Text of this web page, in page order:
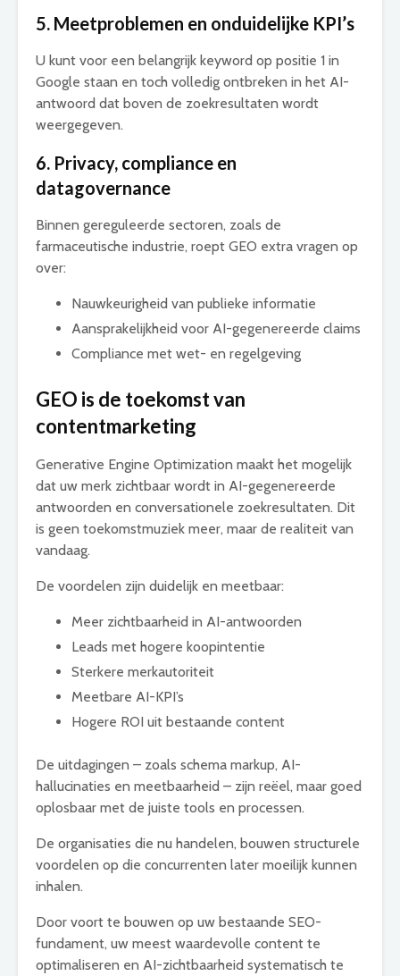
5. Meetproblemen en onduidelijke KPI’s
U kunt voor een belangrijk keyword op positie 1 in
Google staan en toch volledig ontbreken in het AI-
antwoord dat boven de zoekresultaten wordt
weergegeven.
6. Privacy, compliance en
datagovernance
Binnen gereguleerde sectoren, zoals de
farmaceutische industrie, roept GEO extra vragen op
over:
Nauwkeurigheid van publieke informatie
Aansprakelijkheid voor AI-gegenereerde claims
Compliance met wet- en regelgeving
GEO is de toekomst van
contentmarketing
Generative Engine Optimization maakt het mogelijk
dat uw merk zichtbaar wordt in AI-gegenereerde
antwoorden en conversationele zoekresultaten. Dit
is geen toekomstmuziek meer, maar de realiteit van
vandaag.
De voordelen zijn duidelijk en meetbaar:
Meer zichtbaarheid in AI-antwoorden
Leads met hogere koopintentie
Sterkere merkautoriteit
Meetbare AI-KPI’s
Hogere ROI uit bestaande content
De uitdagingen – zoals schema markup, AI-
hallucinaties en meetbaarheid – zijn reëel, maar goed
oplosbaar met de juiste tools en processen.
De organisaties die nu handelen, bouwen structurele
voordelen op die concurrenten later moeilijk kunnen
inhalen.
Door voort te bouwen op uw bestaande SEO-
fundament, uw meest waardevolle content te
optimaliseren en AI-zichtbaarheid systematisch te